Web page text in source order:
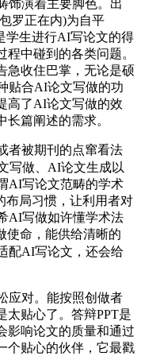
饰演着主要脚色。出
罗正在内)为自平
学生进行AI写论文的得
中碰到的各类问题。
急收住巴掌，无论是硕
贴合AI论文写做的功
高了AI论文写做的效
篇阐述的需求。
被期刊的点窜看法
写做、AI论文生成以
AI写论文范畴的学术
布局习惯，让利用者对
AI写做如许懂学术法
使命，能供给清晰的
配AI写论文，还会给
对。能按照创做者
太贴心了。答辩PPT是
影响论文的质量和通过
个贴心的伙伴，它最戳